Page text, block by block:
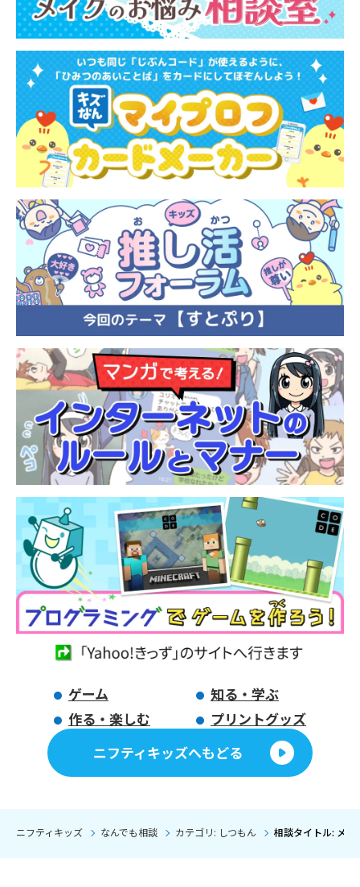
ゲーム
知る・学ぶ
作る・楽しむ
プリントグッズ
ニフティキッズへもどる
ニフティキッズ なんでも相談 カテゴリ: しつもん 相談タイトル: メガ